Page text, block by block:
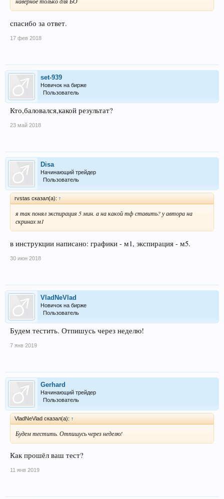
спасибо за ответ.
17 фев 2018
set-939
Новичок на бирже
Пользователь
Кто,баловался,какой результат?
23 май 2018
Disa
Начинающий трейдер
Пользователь
rvstas сказал(а): ↑
я так понял экспирация 5 мин. а на какой тф ставить? у автора на
скринах м1
в инструкции написано: графики - м1, экспирация - м5.
30 июн 2018
VladNeVlad
Новичок на бирже
Пользователь
Будем тестить. Отпишусь через неделю!
7 янв 2019
Gerhard
Начинающий трейдер
Пользователь
VladNeVlad сказал(а): ↑
Будем тестить. Отпишусь через неделю!
Как прошёл ваш тест?
11 янв 2019